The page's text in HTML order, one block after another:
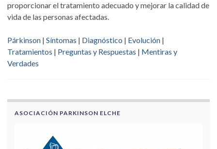
proporcionar el tratamiento adecuado y mejorar la calidad de
vida de las personas afectadas.
Párkinson | Síntomas | Diagnóstico | Evolución |
Tratamientos | Preguntas y Respuestas | Mentiras y
Verdades
ASOCIACIÓN PARKINSON ELCHE